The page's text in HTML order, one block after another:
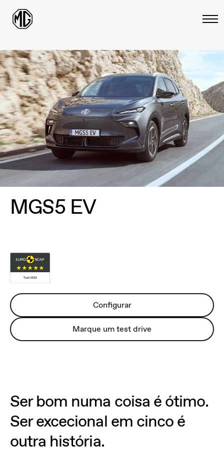
MGS5 EV
Configurar
Marque um test drive
Ser bom numa coisa é ótimo.
Ser excecional em cinco é
outra história.